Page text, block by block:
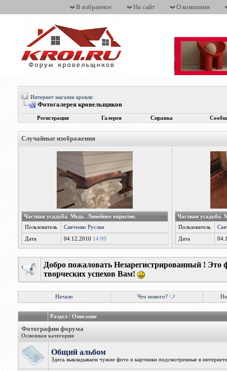
В избранное На сайт О компании
Интернет магазин кровли
Фотогалерея кровельщиков
Регистрация Галерея Справка
Случайные изображения
Частная усадьба. Медь. Линейное окрытие.
Пользователь
Савченко Руслан
Дата 04.12.2010 14:09
Частная усадьба.
Пользователь
Дата
Добро пожаловать Незарегистрированный !
творческих успехов Вам!
Начало Что нового?
Раздел / Описание
Фотографии форума
Основная категория
Общий альбом
Здесь выкладываем чужие фото и картинки подсмотренные в интернете